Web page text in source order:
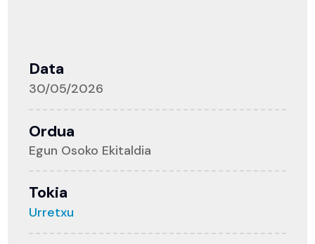
Data
30/05/2026
Ordua
Egun Osoko Ekitaldia
Tokia
Urretxu